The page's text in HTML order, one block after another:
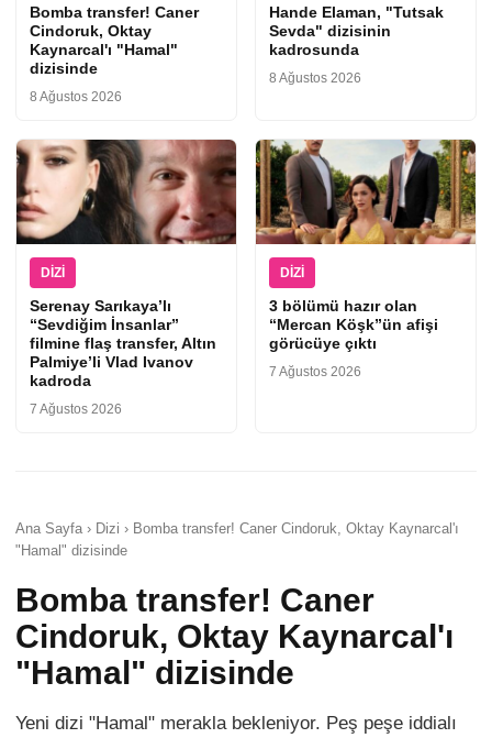
Bomba transfer! Caner
Cindoruk, Oktay
Kaynarcal'ı "Hamal"
dizisinde
8 Ağustos 2026
Hande Elaman, "Tutsak
Sevda" dizisinin
kadrosunda
8 Ağustos 2026
DIZI
Serenay Sarıkaya’lı
“Sevdiğim İnsanlar”
filmine flaş transfer, Altın
Palmiye’li Vlad Ivanov
kadroda
7 Ağustos 2026
DIZI
3 bölümü hazır olan
“Mercan Köşk”ün afişi
görücüye çıktı
7 Ağustos 2026
Ana Sayfa › Dizi › Bomba transfer! Caner Cindoruk, Oktay Kaynarcal'ı
"Hamal" dizisinde
Bomba transfer! Caner
Cindoruk, Oktay Kaynarcal'ı
"Hamal" dizisinde
Yeni dizi "Hamal" merakla bekleniyor. Peş peşe iddialı